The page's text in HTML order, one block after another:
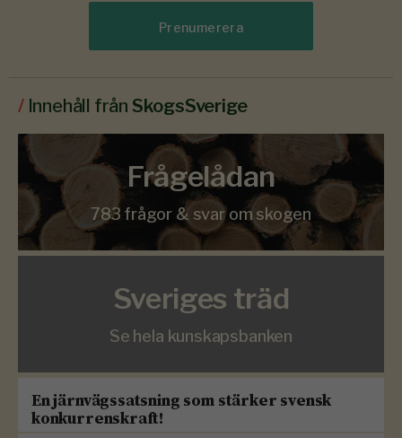
Prenumerera
/ Innehåll från SkogsSverige
Frågelådan
783 frågor & svar om skogen
Sveriges träd
Se hela kunskapsbanken
En järnvägssatsning som stärker svensk
konkurrenskraft!